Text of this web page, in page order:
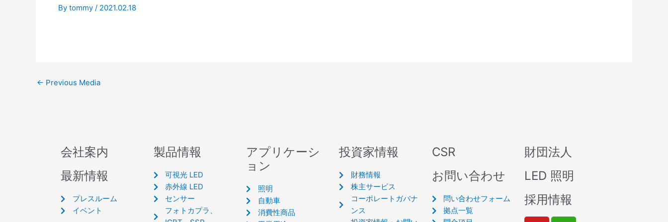
By tommy / 2021.02.18
← Previous Media
会社案内
最新情報
プレスルーム
イベント
製品情報
可視光 LED
赤外線 LED
センサー
フォトカプラ、
アプリケーシ
ョン
照明
自動車
消費性商品
投資家情報
財務情報
株主サービス
コーポレートガバナ
ンス
CSR
お問い合わせ
問い合わせフォーム
拠点一覧
財団法人
LED 照明
採用情報